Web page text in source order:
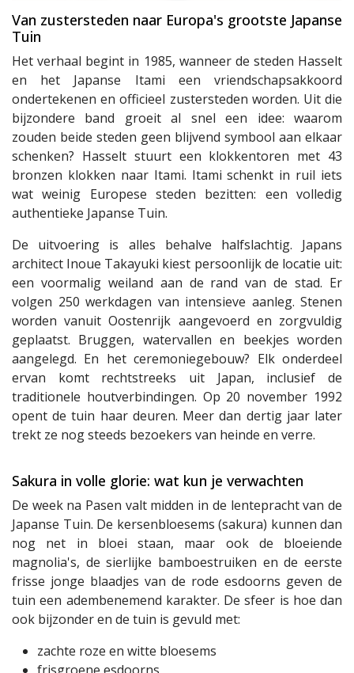
Van zustersteden naar Europa's grootste Japanse
Tuin
Het verhaal begint in 1985, wanneer de steden Hasselt
en het Japanse Itami een vriendschapsakkoord
ondertekenen en officieel zustersteden worden. Uit die
bijzondere band groeit al snel een idee: waarom
zouden beide steden geen blijvend symbool aan elkaar
schenken? Hasselt stuurt een klokkentoren met 43
bronzen klokken naar Itami. Itami schenkt in ruil iets
wat weinig Europese steden bezitten: een volledig
authentieke Japanse Tuin.
De uitvoering is alles behalve halfslachtig. Japans
architect Inoue Takayuki kiest persoonlijk de locatie uit:
een voormalig weiland aan de rand van de stad. Er
volgen 250 werkdagen van intensieve aanleg. Stenen
worden vanuit Oostenrijk aangevoerd en zorgvuldig
geplaatst. Bruggen, watervallen en beekjes worden
aangelegd. En het ceremoniegebouw? Elk onderdeel
ervan komt rechtstreeks uit Japan, inclusief de
traditionele houtverbindingen. Op 20 november 1992
opent de tuin haar deuren. Meer dan dertig jaar later
trekt ze nog steeds bezoekers van heinde en verre.
Sakura in volle glorie: wat kun je verwachten
De week na Pasen valt midden in de lentepracht van de
Japanse Tuin. De kersenbloesems (sakura) kunnen dan
nog net in bloei staan, maar ook de bloeiende
magnolia's, de sierlijke bamboestruiken en de eerste
frisse jonge blaadjes van de rode esdoorns geven de
tuin een adembenemend karakter. De sfeer is hoe dan
ook bijzonder en de tuin is gevuld met:
zachte roze en witte bloesems